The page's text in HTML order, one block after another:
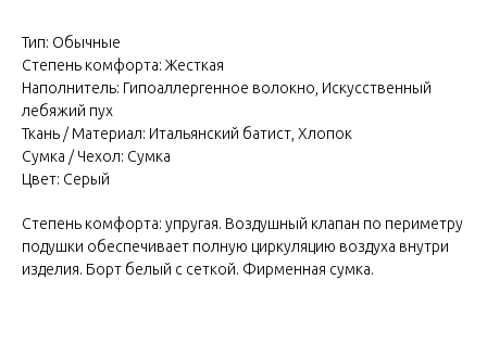
Степень комфорта: упругая. Воздушный клапан по периметру
подушки обеспечивает полную циркуляцию воздуха внутри
изделия. Борт белый с сеткой. Фирменная сумка.
Тип: Обычные
Степень комфорта: Жесткая
Наполнитель: Гипоаллергенное волокно, Искусственный
лебяжий пух
Ткань / Материал: Итальянский батист, Хлопок
Сумка / Чехол: Сумка
Цвет: Серый